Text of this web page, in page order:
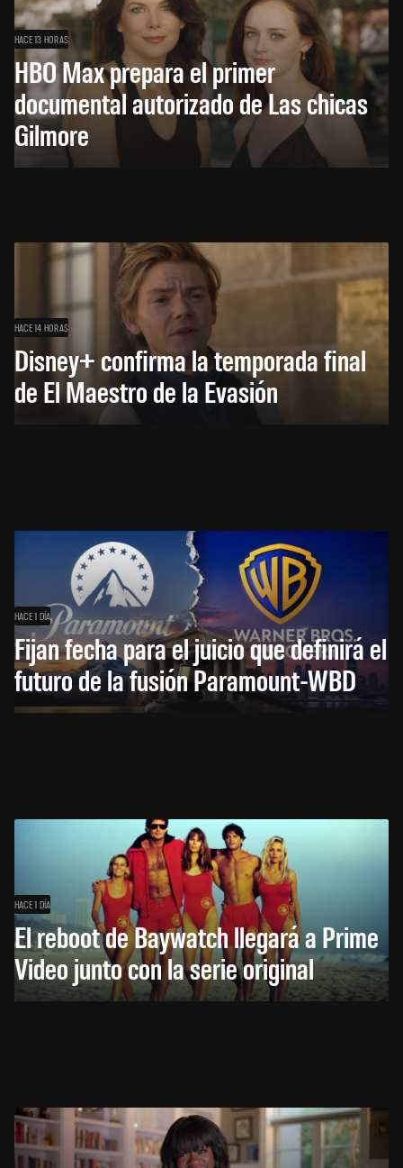
HACE 13 HORAS
HBO Max prepara el primer
documental autorizado de Las chicas
Gilmore
HACE 14 HORAS
Disney+ confirma la temporada final
de El Maestro de la Evasión
HACE 1 DÍA
Fijan fecha para el juicio que definirá el
futuro de la fusión Paramount-WBD
HACE 1 DÍA
El reboot de Baywatch llegará a Prime
Video junto con la serie original